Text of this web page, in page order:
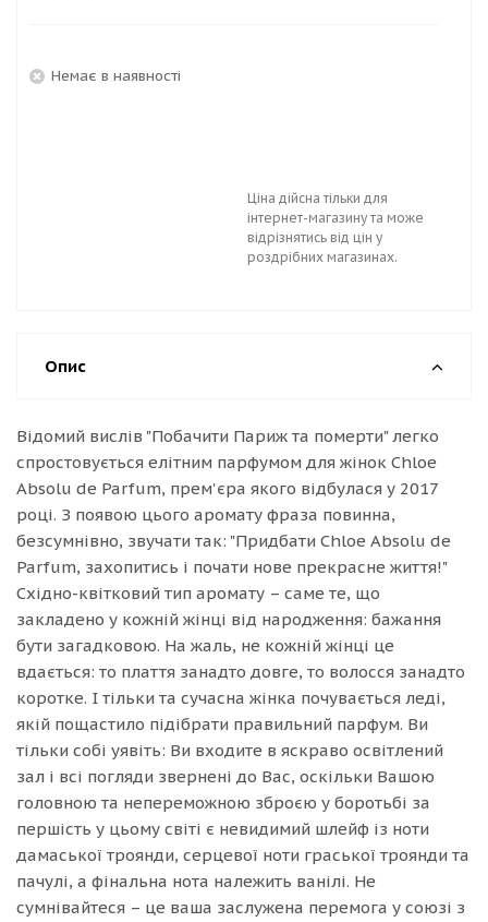
Немає в наявності
Ціна дійсна тільки для
інтернет-магазину та може
відрізнятись від цін у
роздрібних магазинах.
Опис
Відомий вислів "Побачити Париж та померти" легко
спростовується елітним парфумом для жінок Chloe
Absolu de Parfum, прем'єра якого відбулася у 2017
році. З появою цього аромату фраза повинна,
безсумнівно, звучати так: "Придбати Chloe Absolu de
Parfum, захопитись і почати нове прекрасне життя!"
Східно-квітковий тип аромату – саме те, що
закладено у кожній жінці від народження: бажання
бути загадковою. На жаль, не кожній жінці це
вдається: то плаття занадто довге, то волосся занадто
коротке. І тільки та сучасна жінка почувається леді,
якій пощастило підібрати правильний парфум. Ви
тільки собі уявіть: Ви входите в яскраво освітлений
зал і всі погляди звернені до Вас, оскільки Вашою
головною та непереможною зброєю у боротьбі за
першість у цьому світі є невидимий шлейф із ноти
дамаської троянди, серцевої ноти граської троянди та
пачулі, а фінальна нота належить ванілі. Не
сумнівайтеся – це ваша заслужена перемога у союзі з